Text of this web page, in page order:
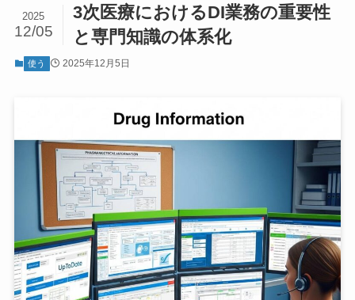
3次医療におけるDI業務の重要性
と専門知識の体系化
2025
12/05
使う 2025年12月5日